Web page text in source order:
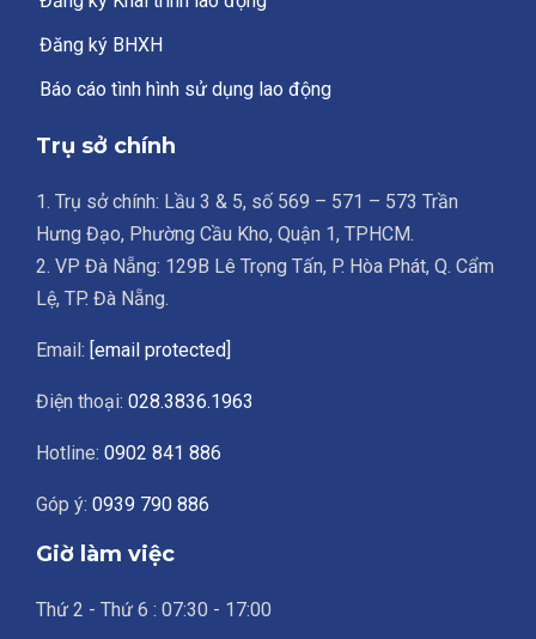
Đăng ký BHXH
Báo cáo tình hình sử dụng lao động
Trụ sở chính
1. Trụ sở chính: Lầu 3 & 5, số 569 – 571 – 573 Trần
Hưng Đạo, Phường Cầu Kho, Quận 1, TPHCM.
2. VP Đà Nẵng: 129B Lê Trọng Tấn, P. Hòa Phát, Q. Cẩm
Lệ, TP. Đà Nẵng.
Email: [email protected]
Điện thoại: 028.3836.1963
Hotline: 0902 841 886
Góp ý: 0939 790 886
Giờ làm việc
Thứ 2 - Thứ 6 : 07:30 - 17:00